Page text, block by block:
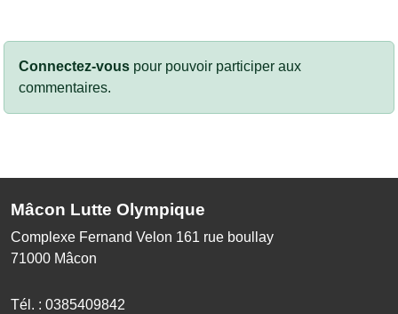
Connectez-vous pour pouvoir participer aux
commentaires.
Mâcon Lutte Olympique
Complexe Fernand Velon 161 rue boullay
71000 Mâcon
Tél. : 0385409842